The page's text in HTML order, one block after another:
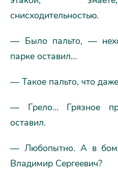
снисходительностью.
— Было пальто, —
парке оставил…
— Такое пальто, что
— Грело… Грязное
оставил.
— Любопытно. А в
Владимир Сергеевич?